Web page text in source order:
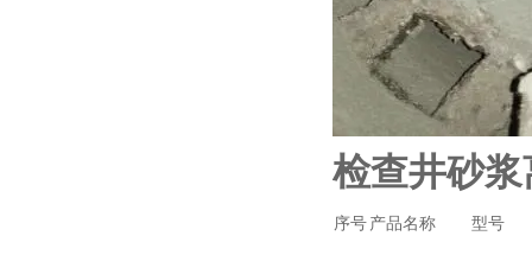
检查井砂
序号产品名称 型号